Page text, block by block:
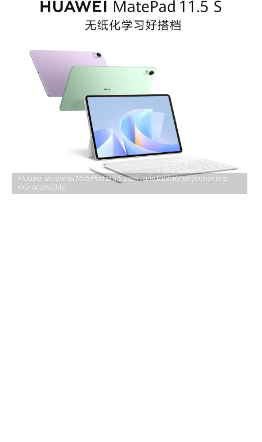
Huawei dévoile la MatePad 11.5 S 2025 : une tablette performante à
prix accessible